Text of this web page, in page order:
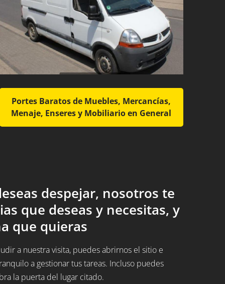
Portes Baratos de Muebles, Mercancías,
Menaje, Enseres y Mobiliario en General
despejar, nosotros te
que deseas y necesitas, y
que quieras
a nuestra visita, puedes abrirnos el sitio e
a gestionar tus tareas. Incluso puedes
la puerta del lugar citado.